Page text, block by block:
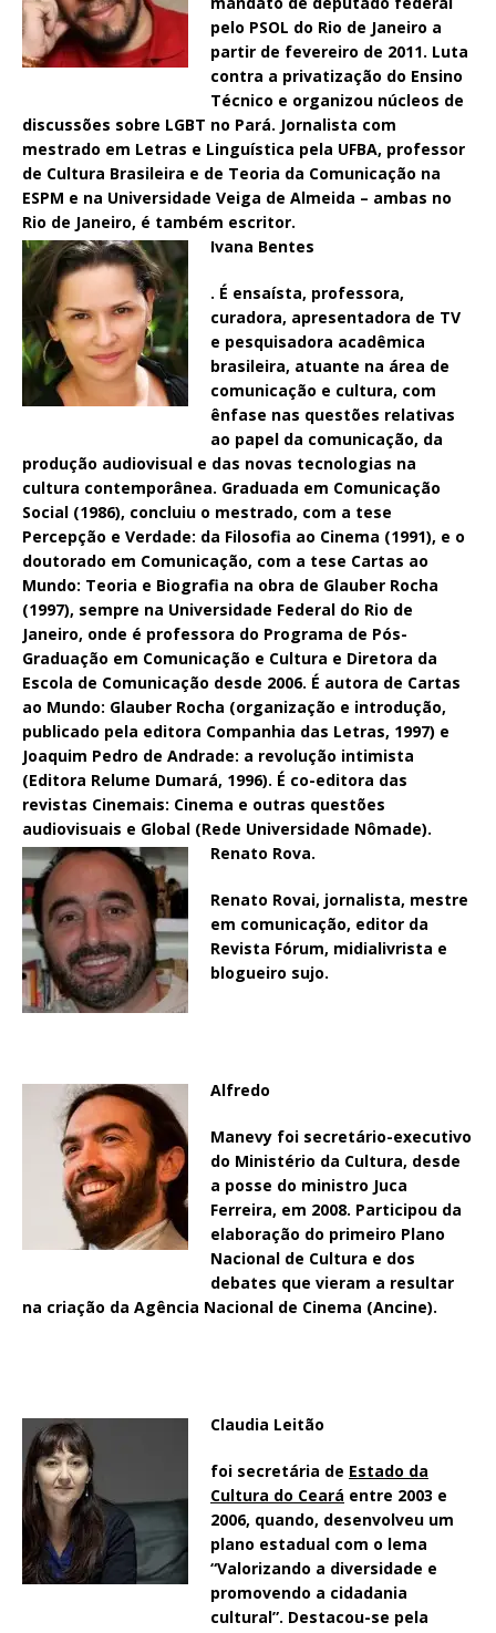
pelo PSOL do Rio de Janeiro a
partir de fevereiro de 2011. Luta
contra a privatização do Ensino
Técnico e organizou núcleos de
discussões sobre LGBT no Pará. Jornalista com
mestrado em Letras e Linguística pela UFBA, professor
de Cultura Brasileira e de Teoria da Comunicação na
ESPM e na Universidade Veiga de Almeida – ambas no
Rio de Janeiro, é também escritor.
Ivana Bentes
. É ensaísta, professora,
curadora, apresentadora de TV
e pesquisadora acadêmica
brasileira, atuante na área de
comunicação e cultura, com
ênfase nas questões relativas
ao papel da comunicação, da
produção audiovisual e das novas tecnologias na
cultura contemporânea. Graduada em Comunicação
Social (1986), concluiu o mestrado, com a tese
Percepção e Verdade: da Filosofia ao Cinema (1991), e o
doutorado em Comunicação, com a tese Cartas ao
Mundo: Teoria e Biografia na obra de Glauber Rocha
(1997), sempre na Universidade Federal do Rio de
Janeiro, onde é professora do Programa de Pós-
Graduação em Comunicação e Cultura e Diretora da
Escola de Comunicação desde 2006. É autora de Cartas
ao Mundo: Glauber Rocha (organização e introdução,
publicado pela editora Companhia das Letras, 1997) e
Joaquim Pedro de Andrade: a revolução intimista
(Editora Relume Dumará, 1996). É co-editora das
revistas Cinemais: Cinema e outras questões
audiovisuais e Global (Rede Universidade Nômade).
Renato Rova.
Renato Rovai, jornalista, mestre
em comunicação, editor da
Revista Fórum, midialivrista e
blogueiro sujo.
Alfredo
Manevy foi secretário-executivo
do Ministério da Cultura, desde
a posse do ministro Juca
Ferreira, em 2008. Participou da
elaboração do primeiro Plano
Nacional de Cultura e dos
debates que vieram a resultar
na criação da Agência Nacional de Cinema (Ancine).
Claudia Leitão
foi secretária de Estado da
Cultura do Ceará entre 2003 e
2006, quando, desenvolveu um
plano estadual com o lema
“Valorizando a diversidade e
promovendo a cidadania
cultural”. Destacou-se pela